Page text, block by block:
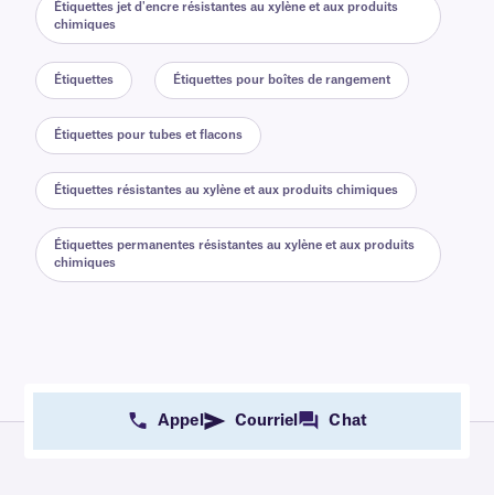
Étiquettes jet d'encre résistantes au xylène et aux produits
chimiques
Étiquettes Étiquettes pour boîtes de rangement
Étiquettes pour tubes et flacons
Étiquettes résistantes au xylène et aux produits chimiques
Étiquettes permanentes résistantes au xylène et aux produits
chimiques
Appel Courriel Chat